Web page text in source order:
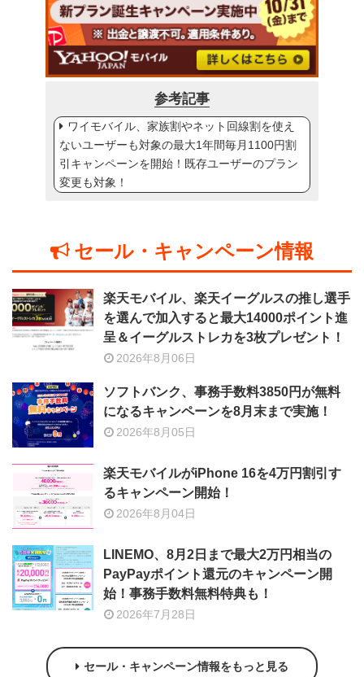
参考記事
ワイモバイル、家族割やネット回線割を使え
ないユーザーも対象の最大1年間毎月1100円割
引キャンペーンを開始！既存ユーザーのプラン
変更も対象！
セール・キャンペーン情報
楽天モバイル、楽天イーグルスの推し選手
を選んで加入すると最大14000ポイント進
呈＆イーグルストレカを3枚プレゼント！
2026年8月06日
ソフトバンク、事務手数料3850円が無料
になるキャンペーンを8月末まで実施！
2026年8月05日
楽天モバイルがiPhone 16を4万円割引す
るキャンペーン開始！
2026年8月04日
LINEMO、8月2日まで最大2万円相当の
PayPayポイント還元のキャンペーン開
始！事務手数料無料特典も！
2026年7月28日
セール・キャンペーン情報をもっと見る